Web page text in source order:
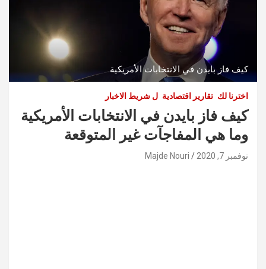
كيف فاز بايدن في الانتخابات الأمريكية
اخترنا لك تقارير اقتصادية ل شريط الاخبار
كيف فاز بايدن في الانتخابات الأمريكية
وما هي المفاجآت غير المتوقعة
نوفمبر 7, 2020 Majde Nouri